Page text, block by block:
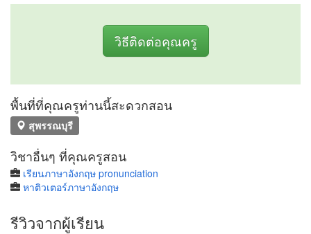
วิธีติดต่อคุณครู
พื้นที่ที่คุณครูท่านนี้สะดวกสอน
สุพรรณบุรี
วิชาอื่นๆ ที่คุณครูสอน
เรียนภาษาอังกฤษ pronunciation
หาติวเตอร์ภาษาอังกฤษ
รีวิวจากผู้เรียน